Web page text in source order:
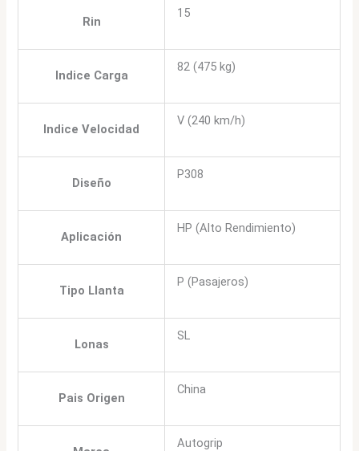
Rin
15
Indice Carga
82 (475 kg)
Indice Velocidad
V (240 km/h)
Diseño
P308
Aplicación
HP (Alto Rendimiento)
Tipo Llanta
P (Pasajeros)
Lonas
SL
Pais Origen
China
Autogrip